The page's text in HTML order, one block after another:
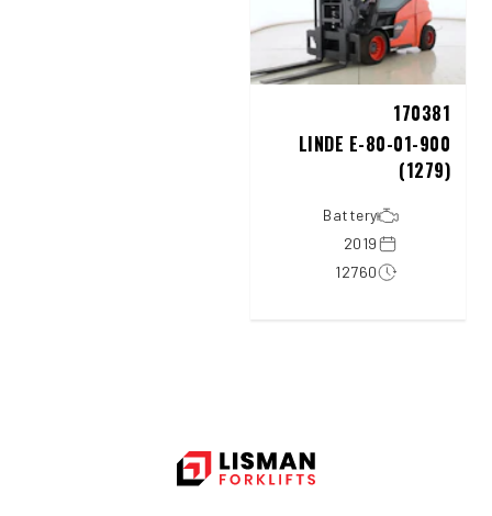
170381
LINDE E-80-01-900
(1279)
Battery
2019
12760